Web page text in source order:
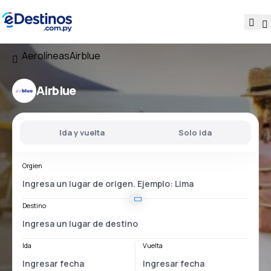
AerolíneasAirblue
Airblue
Ida y vuelta Solo ida
Orgien
Destino
Ida Vuelta